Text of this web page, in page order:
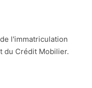
l'immatriculation
du Crédit Mobilier.